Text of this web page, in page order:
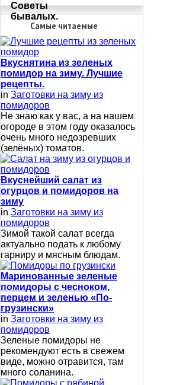
Самые читаемые
Вкуснятина из зеленых
помидор на зиму. Лучшие
рецепты.
in Заготовки на зиму из
помидоров
Не знаю как у вас, а на нашем
огороде в этом году оказалось
очень много недозревших
(зелёных) томатов.
Вкуснейший салат из
огурцов и помидоров на
зиму
in Заготовки на зиму из
помидоров
Зимой такой салат всегда
актуально подать к любому
гарниру и мясным блюдам.
Маринованные зеленые
помидоры с чесноком,
перцем и зеленью «По-
грузински»
in Заготовки на зиму из
помидоров
Зеленые помидоры не
рекомендуют есть в свежем
виде, можно отравится, там
много соланина.